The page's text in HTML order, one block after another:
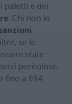
paletti e dei
. Chi non lo
se le
state
pericolose,
fino a 694